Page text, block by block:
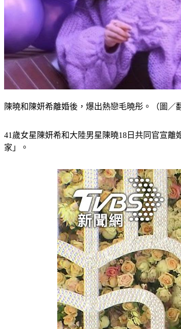
陳曉和陳妍希離婚後，爆出熱戀毛曉彤。（圖／
41歲女星陳妍希和大陸男星陳曉18日共同官宣
家」。